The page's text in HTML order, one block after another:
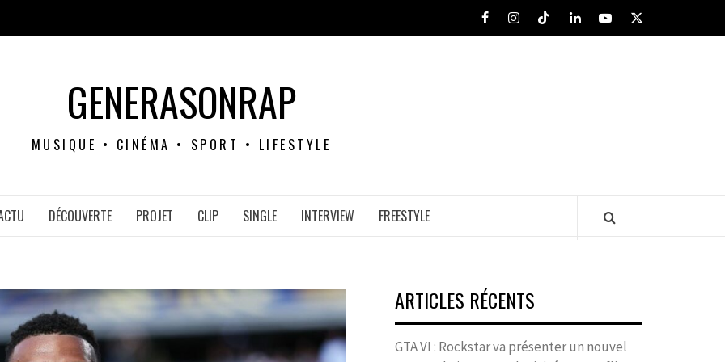
FacebookInstagram
TiktokLinkedInYoutube
X
GENERASONRAP
MUSIQUE • CINÉMA • SPORT • LIFESTYLE
DÉCOUVERTE PROJET CLIP SINGLE INTERVIEW FREESTYLE
ARTICLES RÉCENTS
GTA VI : Rockstar va présenter un nouvel